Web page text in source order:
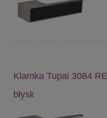
Klamka Tupai 3084
błysk